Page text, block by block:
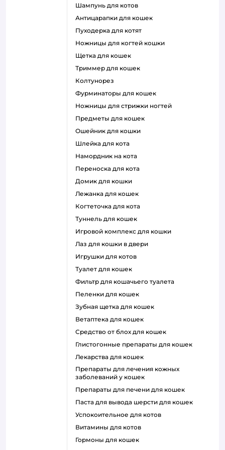
шампунь для котов
антицарапки для кошек
пуходерка для котят
ножницы для когтей кошки
щетка для кошек
триммер для кошек
колтунорез
фурминаторы для кошек
ножницы для стрижки ногтей
предметы для кошек
ошейник для кошки
шлейка для кота
намордник на кота
переноска для кота
домик для кошки
лежанка для кошек
когтеточка для кота
туннель для кошек
игровой комплекс для кошки
лаз для кошки в двери
игрушки для котов
туалет для кошек
фильтр для кошачьего туалета
пеленки для кошек
зубная щетка для кошек
ветаптека для кошек
средство от блох для кошек
глистогонные препараты для кошек
лекарства для кошек
препараты для лечения кожных
заболеваний у кошек
препараты для печени для кошек
паста для вывода шерсти для кошек
успокоительное для котов
витамины для котов
гормоны для кошек